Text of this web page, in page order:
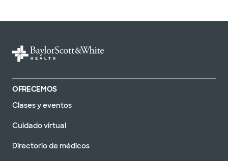
OFRECEMOS
Clases y eventos
Cuidado virtual
Directorio de médicos